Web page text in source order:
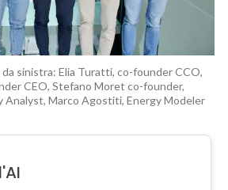
sinistra: Elia Turatti, co-founder CCO,
CEO, Stefano Moret co-founder,
Analyst, Marco Agostiti, Energy Modeler